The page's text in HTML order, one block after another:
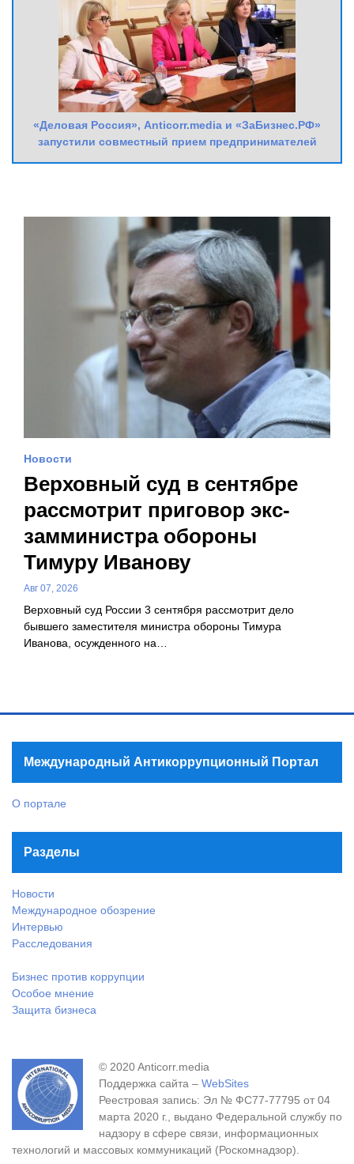
«Деловая Россия», Anticorr.media и «ЗаБизнес.РФ»
запустили совместный прием предпринимателей
Новости
Верховный суд в сентябре
рассмотрит приговор экс-
замминистра обороны
Тимуру Иванову
Авг 07, 2026
Верховный суд России 3 сентября рассмотрит дело
бывшего заместителя министра обороны Тимура
Иванова, осужденного на…
Международный Антикоррупционный Портал
О портале
Разделы
Новости
Международное обозрение
Интервью
Расследования
Бизнес против коррупции
Особое мнение
Защита бизнеса
© 2020 Anticorr.media
Поддержка сайта – WebSites
Реестровая запись: Эл № ФС77-77795 от 04
марта 2020 г., выдано Федеральной службу по
надзору в сфере связи, информационных
технологий и массовых коммуникаций (Роскомнадзор).